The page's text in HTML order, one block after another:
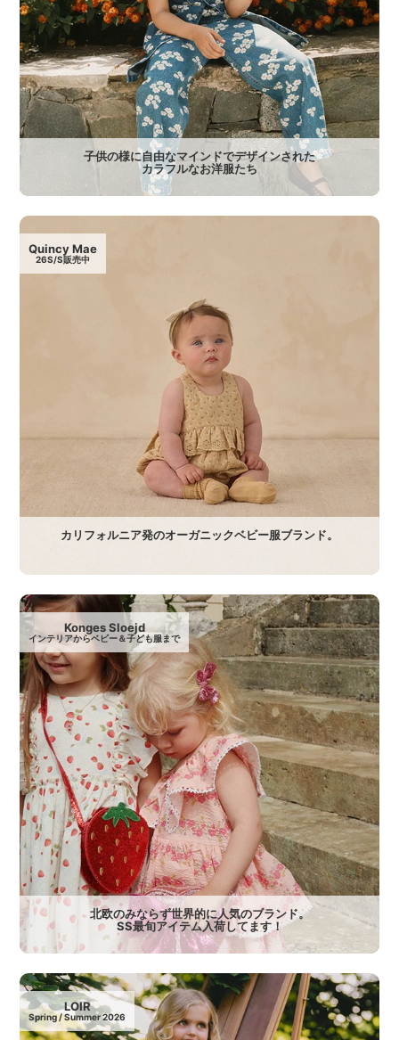
子供の様に自由なマインドでデザインされた
カラフルなお洋服たち
Quincy Mae
26S/S販売中
カリフォルニア発のオーガニックベビー服ブランド。
Konges Sloejd
インテリアからベビー＆子ども服まで
北欧のみならず世界的に人気のブランド。
SS最旬アイテム入荷してます！
LOIR
Spring / Summer 2026